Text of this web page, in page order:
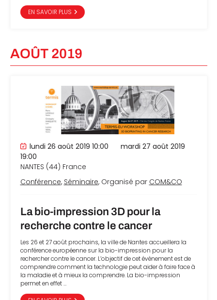
EN SAVOIR PLUS
AOÛT 2019
lundi 26 août 2019 10:00
mardi 27 août 2019
19:00
NANTES (44) France
Conférence, Séminaire, Organisé par COM&CO
La bio-impression 3D pour la
recherche contre le cancer
Les 26 et 27 août prochains, la ville de Nantes accueillera la
conférence européenne sur la bio-impression pour la
rechercher contre le cancer. L’objectif de cet évènement est de
comprendre comment la technologie peut aider à faire face à
la maladie et à mieux la comprendre. La bio-impression
permet en effet …